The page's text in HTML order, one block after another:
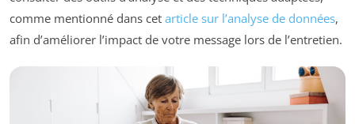
comme mentionné dans cet article sur l’analyse de données,
afin d’améliorer l’impact de votre message lors de l’entretien.